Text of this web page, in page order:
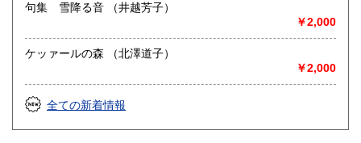
句集 雪降る音 （井越芳子）
￥2,000
ケッァールの森 （北澤道子）
￥2,000
全ての新着情報